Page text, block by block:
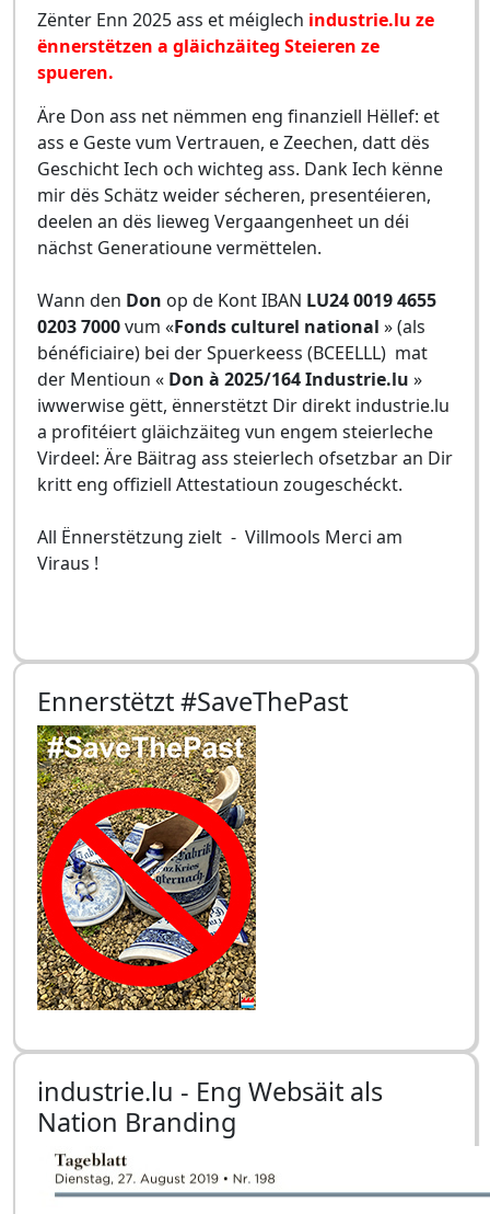
Zënter Enn 2025 ass et méiglech industrie.lu ze
ënnerstëtzen a gläichzäiteg Steieren ze
spueren.
Äre Don ass net nëmmen eng finanziell Hëllef: et
ass e Geste vum Vertrauen, e Zeechen, datt dës
Geschicht Iech och wichteg ass. Dank Iech kënne
mir dës Schätz weider sécheren, presentéieren,
deelen an dës lieweg Vergaangenheet un déi
nächst Generatioune vermëttelen.
Wann den Don op de Kont IBAN LU24 0019 4655
0203 7000vum «Fonds culturel national » (als
bénéficiaire) bei der Spuerkeess (BCEELLL) mat
der Mentioun « Don à 2025/164 Industrie.lu »
iwwerwise gëtt, ënnerstëtzt Dir direkt industrie.lu
a profitéiert gläichzäiteg vun engem steierleche
Virdeel: Äre Bäitrag ass steierlech ofsetzbar an Dir
kritt eng offiziell Attestatioun zougeschéckt.
All Ënnerstëtzung zielt - Villmools Merci am
Viraus !
Ennerstëtzt #SaveThePast
industrie.lu - Eng Websäit als
Nation Branding